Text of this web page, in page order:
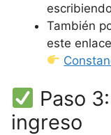
También
este
Paso
ingreso